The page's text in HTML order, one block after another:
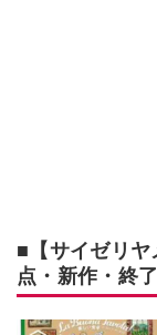
■【サイゼリ
点・新作・終